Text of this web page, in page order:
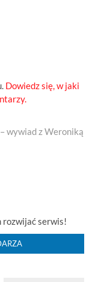
Dowiedz się, w jaki
wywiad z Weroniką
rozwijać serwis!